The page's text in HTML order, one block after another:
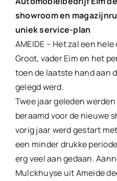
showroom en
uniek service-plan
AMEIDE – Het zal een
Groot, vader Eim en het
toen de laatste hand aan
gelegd werd.
Twee jaar geleden
beraamd voor de nieuwe
vorig jaar werd gestart
een minder drukke
erg veel aan gedaan.
Mulckhuyse uit Ameide